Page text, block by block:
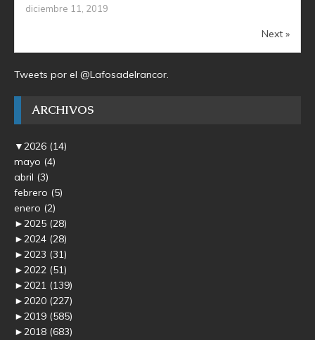
diciembre 11, 2019
Next »
Tweets por el @Lafosadelrancor.
ARCHIVOS
▼2026 (14)
mayo (4)
abril (3)
febrero (5)
enero (2)
►2025 (28)
►2024 (28)
►2023 (31)
►2022 (51)
►2021 (139)
►2020 (227)
►2019 (585)
►2018 (683)